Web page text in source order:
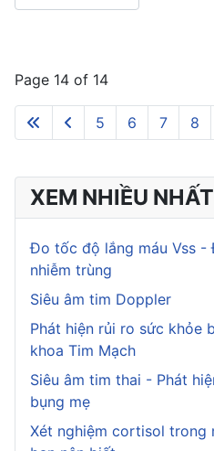
Page 14 of 14
5 6 7 8
XEM NHIỀU NHẤT
Đo tốc độ lắng máu Vss -
nhiễm trùng
Siêu âm tim Doppler
Phát hiện rủi ro sức khỏe
khoa Tim Mạch
Siêu âm tim thai - Phát
bụng mẹ
Xét nghiệm cortisol trong